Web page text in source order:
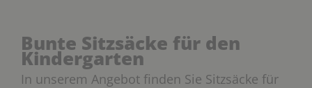
Bunte Sitzsäcke für den
Kindergarten
In unserem Angebot finden Sie Sitzsäcke für